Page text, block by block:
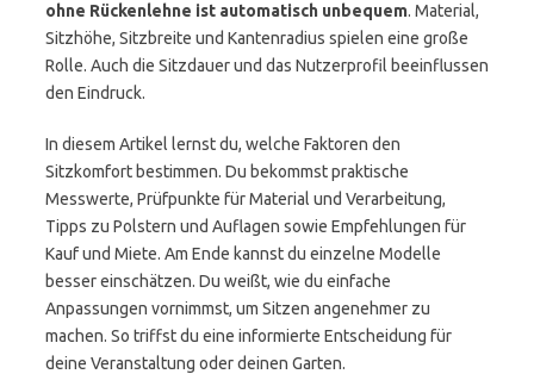
ohne Rückenlehne ist automatisch unbequem. Material,
Sitzhöhe, Sitzbreite und Kantenradius spielen eine große
Rolle. Auch die Sitzdauer und das Nutzerprofil beeinflussen
den Eindruck.
In diesem Artikel lernst du, welche Faktoren den
Sitzkomfort bestimmen. Du bekommst praktische
Messwerte, Prüfpunkte für Material und Verarbeitung,
Tipps zu Polstern und Auflagen sowie Empfehlungen für
Kauf und Miete. Am Ende kannst du einzelne Modelle
besser einschätzen. Du weißt, wie du einfache
Anpassungen vornimmst, um Sitzen angenehmer zu
machen. So triffst du eine informierte Entscheidung für
deine Veranstaltung oder deinen Garten.